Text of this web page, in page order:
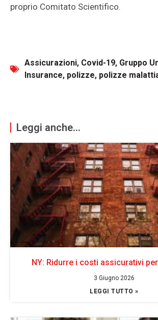
proprio Comitato Scientifico.
Assicurazioni, Covid-19, Gruppo
Insurance, polizze, polizze
Leggi anche...
NY: Ridurre i costi assicurativi
3 Giugno 2026
LEGGI TUTTO »